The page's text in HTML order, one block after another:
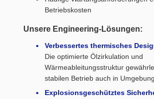
Betriebskosten
Unsere Engineering-Lösungen:
Verbessertes thermisches
Die optimierte Ölzirkulation und
Wärmeableitungsstruktur
stabilen Betrieb auch in
Explosionsgeschütztes